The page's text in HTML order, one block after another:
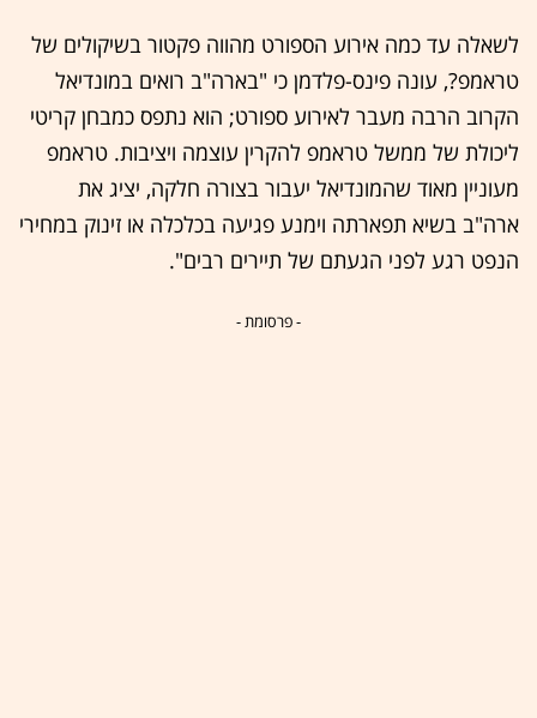
לשאלה עד כמה אירוע הספורט מהווה פקטור בשיקולים של
טראמפ?, עונה פינס-פלדמן כי "בארה"ב רואים במונדיאל
הקרוב הרבה מעבר לאירוע ספורט; הוא נתפס כמבחן קריטי
ליכולת של ממשל טראמפ להקרין עוצמה ויציבות. טראמפ
מעוניין מאוד שהמונדיאל יעבור בצורה חלקה, יציג את
ארה"ב בשיא תפארתה וימנע פגיעה בכלכלה או זינוק במחירי
הנפט רגע לפני הגעתם של תיירים רבים".
- פרסומת -